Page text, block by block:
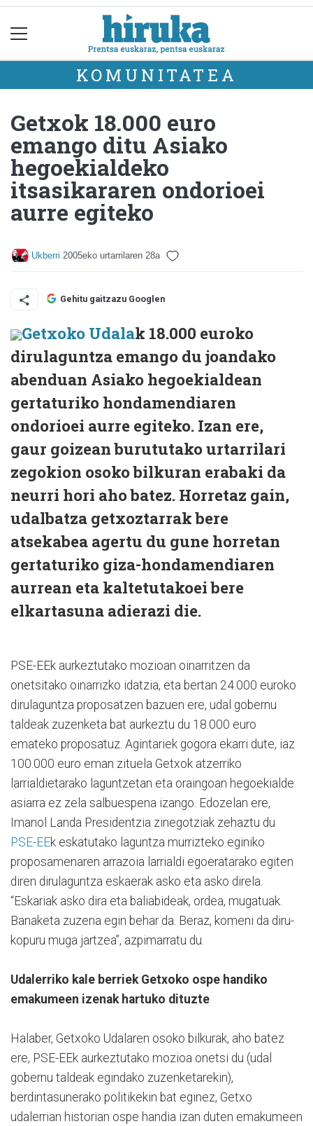
KOMUNITATEA
Getxok 18.000 euro
emango ditu Asiako
hegoekialdeko
itsasikararen ondorioei
aurre egiteko
Ukberri 2005eko urtarrilaren 28a
Gehitu gaitzazu Googlen
Getxoko Udalak 18.000 euroko
dirulaguntza emango du joandako
abenduan Asiako hegoekialdean
gertaturiko hondamendiaren
ondorioei aurre egiteko. Izan ere,
gaur goizean burututako urtarrilari
zegokion osoko bilkuran erabaki da
neurri hori aho batez. Horretaz gain,
udalbatza getxoztarrak bere
atsekabea agertu du gune horretan
gertaturiko giza-hondamendiaren
aurrean eta kaltetutakoei bere
elkartasuna adierazi die.
PSE-EEk aurkeztutako mozioan oinarritzen da
onetsitako oinarrizko idatzia, eta bertan 24.000 euroko
dirulaguntza proposatzen bazuen ere, udal gobernu
taldeak zuzenketa bat aurkeztu du 18.000 euro
emateko proposatuz. Agintariek gogora ekarri dute, iaz
100.000 euro eman zituela Getxok atzerriko
larrialdietarako laguntzetan eta oraingoan hegoekialde
asiarra ez zela salbuespena izango. Edozelan ere,
Imanol Landa Presidentzia zinegotziak zehaztu du
PSE-EEk eskatutako laguntza murrizteko eginiko
proposamenaren arrazoia larrialdi egoeratarako egiten
diren dirulaguntza eskaerak asko eta asko direla.
“Eskariak asko dira eta baliabideak, ordea, mugatuak.
Banaketa zuzena egin behar da. Beraz, komeni da diru-
kopuru muga jartzea”, azpimarratu du.
Udalerriko kale berriek Getxoko ospe handiko
emakumeen izenak hartuko dituzte
Halaber, Getxoko Udalaren osoko bilkurak, aho batez
ere, PSE-EEk aurkeztutako mozioa onetsi du (udal
gobernu taldeak egindako zuzenketarekin),
berdintasunerako politikekin bat eginez, Getxo
udalerrian historian ospe handia izan duten emakumeen